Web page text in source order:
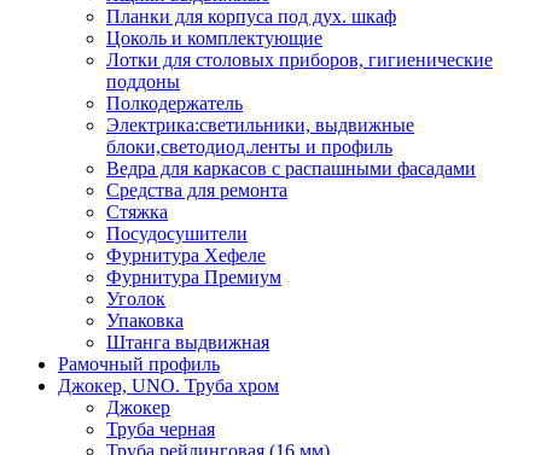
Планки для корпуса под дух. шкаф
Цоколь и комплектующие
Лотки для столовых приборов, гигиенические
поддоны
Полкодержатель
Электрика:светильники, выдвижные
блоки,светодиод.ленты и профиль
Ведра для каркасов с распашными фасадами
Средства для ремонта
Стяжка
Посудосушители
Фурнитура Хефеле
Фурнитура Премиум
Уголок
Упаковка
Штанга выдвижная
Рамочный профиль
Джокер, UNO. Труба хром
Джокер
Труба черная
Труба рейлинговая (16 мм)